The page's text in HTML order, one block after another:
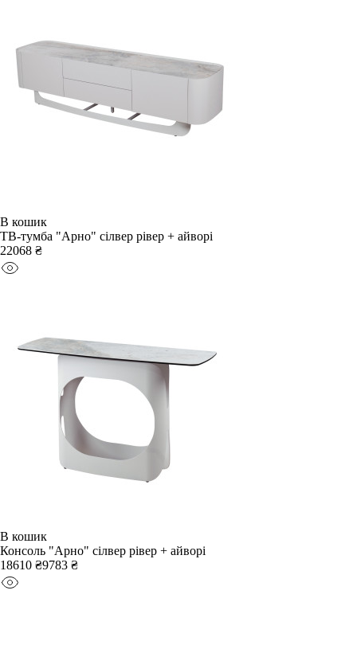
В кошик
ТВ-тумба "Арно" сілвер рівер + айворі
22068 ₴
В кошик
Консоль "Арно" сілвер рівер + айворі
18610 ₴9783 ₴